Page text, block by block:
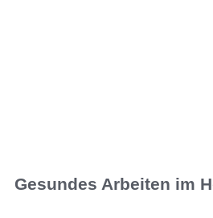
Gesundes Arbeiten im